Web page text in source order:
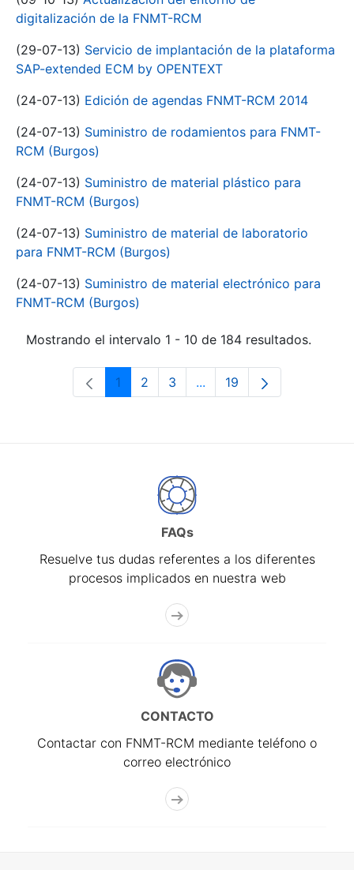
digitalización de la FNMT-RCM
(29-07-13) Servicio de implantación de la plataforma
SAP-extended ECM by OPENTEXT
(24-07-13) Edición de agendas FNMT-RCM 2014
(24-07-13) Suministro de rodamientos para FNMT-
RCM (Burgos)
(24-07-13) Suministro de material plástico para
FNMT-RCM (Burgos)
(24-07-13) Suministro de material de laboratorio
para FNMT-RCM (Burgos)
(24-07-13) Suministro de material electrónico para
FNMT-RCM (Burgos)
Mostrando el intervalo 1 - 10 de 184 resultados.
Página
1 Página
2 Página
3 ...Páginas intermedias Use
Página
19
FAQs
Resuelve tus dudas referentes a los diferentes
procesos implicados en nuestra web
CONTACTO
Contactar con FNMT-RCM mediante teléfono o
correo electrónico